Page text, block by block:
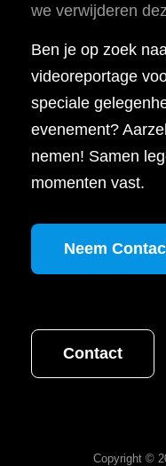
we verwijderen
Ben je op zoek
videoreportage
speciale
evenement?
nemen! Samen
momenten vast.
Neem
Contact
Copyright ©